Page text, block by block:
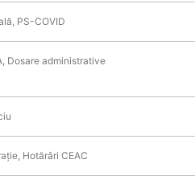
PS-COVID
Dosare administrative
Hotărâri CEAC